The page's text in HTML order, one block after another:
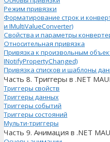
Режим привязки
Форматирование строк и
и IMultiValueConverter)
Свойства и параметры
Относительная привязка
Привязка к произвольным
INotifyPropertyChanged)
Привязка списков и шаблоны
Часть 8. Триггеры в .NET MAUI
Триггеры свойств
Триггеры данных
Триггеры событий
Триггеры состояний
Мульти-триггеры
Часть 9. Анимация в .NET